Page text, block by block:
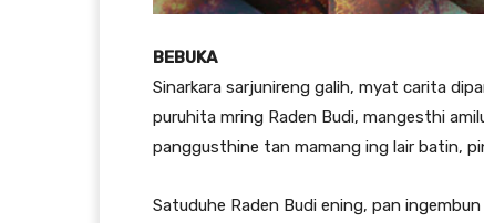
BEBUKA
Sinarkara sarjunireng galih, myat carita
puruhita mring Raden Budi, mangesthi
panggusthine tan mamang ing lair batin,
Satuduhe Raden Budi ening, pan